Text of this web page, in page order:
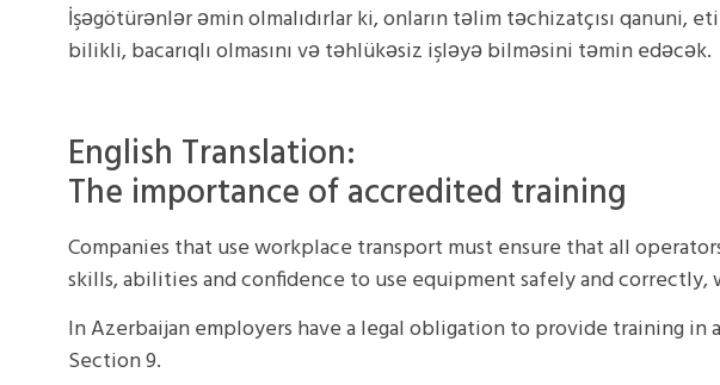
İşəgötürənlər əmin olmalıdırlar ki, onların təlim təchizatçısı qanuni,
bilikli, bacarıqlı olmasını və təhlükəsiz işləyə bilməsini təmin edəcək.
English Translation:
The importance of accredited training
Companies that use workplace transport must ensure that all
skills, abilities and confidence to use equipment safely and
In Azerbaijan employers have a legal obligation to provide training in
Section 9.